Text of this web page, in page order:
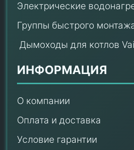
Электрические
Группы быстрого
Дымоходы для котлов
ИНФОРМАЦИЯ
О компании
Оплата и доставка
Условие гарантии